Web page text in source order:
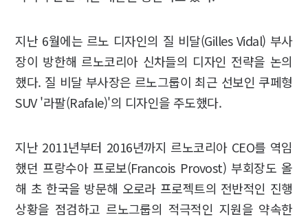
지난 6월에는 르노 디자인의 질 비달(Gilles Vidal) 부사
장이 방한해 르노코리아 신차들의 디자인 전략을 논의
했다. 질 비달 부사장은 르노그룹이 최근 선보인 쿠페형
SUV '라팔(Rafale)'의 디자인을 주도했다.
지난 2011년부터 2016년까지 르노코리아 CEO를 역임
했던 프랑수아 프로보(Francois Provost) 부회장도 올
해 초 한국을 방문해 오로라 프로젝트의 전반적인 진행
상황을 점검하고 르노그룹의 적극적인 지원을 약속한